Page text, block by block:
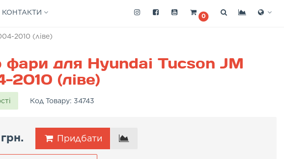
КОНТАКТИ 0
2010 (ліве)
фари для Hyundai Tucson JM
2010 (ліве)
Код Товару: 34743
Придбати